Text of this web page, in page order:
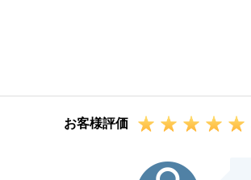
その結果、Ｓ様
協力をいただけ
で、少しでもお
お客様評価